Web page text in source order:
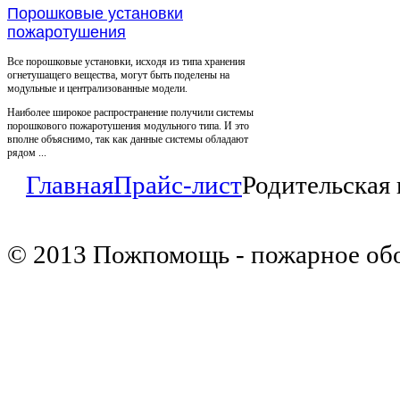
Порошковые установки
пожаротушения
Все порошковые установки, исходя из типа хранения
огнетушащего вещества, могут быть поделены на
модульные и централизованные модели.
Наиболее широкое распространение получили системы
порошкового пожаротушения модульного типа. И это
вполне объяснимо, так как данные системы обладают
рядом ...
ГлавнаяПрайс-листРодительская
© 2013 Пожпомощь - пожарное